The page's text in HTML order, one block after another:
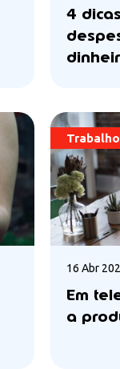
4
Trabalho
16 Abr
Em
a